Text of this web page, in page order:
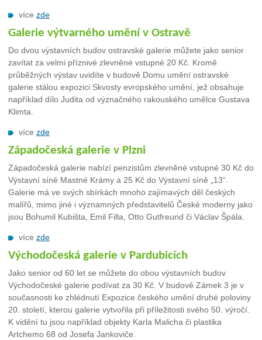
více zde
Galerie výtvarného umění v Ostravě
Do dvou výstavních budov ostravské galerie můžete jako senior
zavítat za velmi příznivé zlevněné vstupné 20 Kč. Kromě
průběžných výstav uvidíte v budově Domu umění ostravské
galerie stálou expozici Skvosty evropského umění, jež obsahuje
například dílo Judita od význačného rakouského umělce Gustava
Klimta.
více zde
Západočeská galerie v Plzni
Západočeská galerie nabízí penzistům zlevněné vstupné 30 Kč do
Výstavní síně Mastné Krámy a 25 Kč do Výstavní síně „13“.
Galerie má ve svých sbírkách mnoho zajímavých děl českých
malířů, mimo jiné i významných představitelů České moderny jako
jsou Bohumil Kubišta, Emil Filla, Otto Gutfreund či Václav Špála.
více zde
Východočeská galerie v Pardubicích
Jako senior od 60 let se můžete do obou výstavních budov
Východočeské galerie podívat za 30 Kč. V budově Zámek 3 je v
současnosti ke zhlédnutí Expozice českého umění druhé poloviny
20. století, kterou galerie vytvořila při příležitosti svého 50. výročí.
K vidění tu jsou například objekty Karla Malicha či plastika
Artchemo 68 od Josefa Jankoviče.